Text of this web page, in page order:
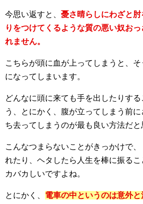
今思い返すと、 憂さ晴らしにわざと
りをつけてくるような質の悪い奴お
れません。
こちらが頭に血が上ってしまうと、
になってしまいます。
どんなに頭に来ても手を出したりす
う、とにかく、腹が立ってしまう前
ち去ってしまうのが最も良い方法だと
こんなつまらないことがきっかけで
れたり、ヘタしたら人生を棒に振る
カバカしいですよね。
とにかく、 電車の中というのは意外